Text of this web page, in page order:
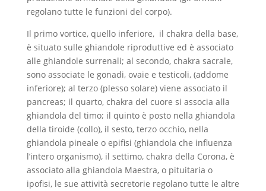
regolano tutte le funzioni del corpo).
Il primo vortice, quello inferiore, il chakra della base,
è situato sulle ghiandole riproduttive ed è associato
alle ghiandole surrenali; al secondo, chakra sacrale,
sono associate le gonadi, ovaie e testicoli, (addome
inferiore); al terzo (plesso solare) viene associato il
pancreas; il quarto, chakra del cuore si associa alla
ghiandola del timo; il quinto è posto nella ghiandola
della tiroide (collo), il sesto, terzo occhio, nella
ghiandola pineale o epifisi (ghiandola che influenza
l’intero organismo), il settimo, chakra della Corona, è
associato alla ghiandola Maestra, o pituitaria o
ipofisi, le sue attività secretorie regolano tutte le altre